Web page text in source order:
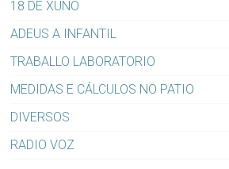
18 DE XUÑO
ADEUS A INFANTIL
TRABALLO LABORATORIO
MEDIDAS E CÁLCULOS NO PATIO
DIVERSOS
RADIO VOZ